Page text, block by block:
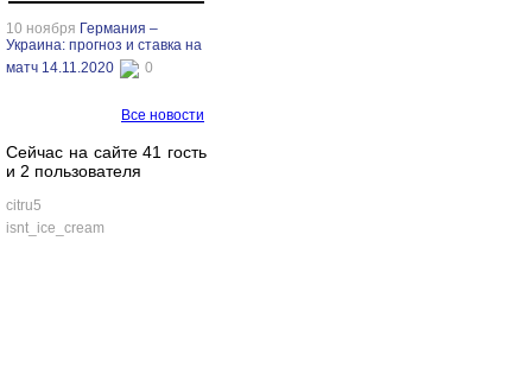
10 ноября Германия –
Украина: прогноз и ставка на
матч 14.11.2020
0
Все новости
Сейчас на сайте 41 гость
и 2 пользователя
citru5
isnt_ice_cream